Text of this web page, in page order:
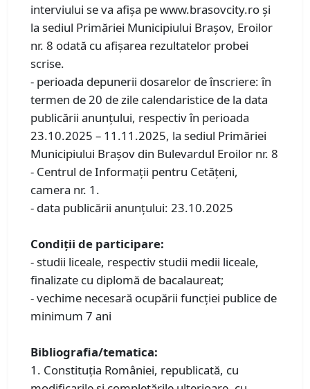
interviului se va afișa pe www.brasovcity.ro și
la sediul Primăriei Municipiului Braşov, Eroilor
nr. 8 odată cu afișarea rezultatelor probei
scrise.
- perioada depunerii dosarelor de înscriere: în
termen de 20 de zile calendaristice de la data
publicării anunţului, respectiv în perioada
23.10.2025 – 11.11.2025, la sediul Primăriei
Municipiului Braşov din Bulevardul Eroilor nr. 8
- Centrul de Informaţii pentru Cetăţeni,
camera nr. 1.
- data publicării anunţului: 23.10.2025
Condiţii de participare:
- studii liceale, respectiv studii medii liceale,
finalizate cu diplomă de bacalaureat;
- vechime necesară ocupării funcţiei publice de
minimum 7 ani
Bibliografia/tematica:
1. Constituţia României, republicată, cu